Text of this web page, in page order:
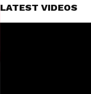
LATEST VIDEOS